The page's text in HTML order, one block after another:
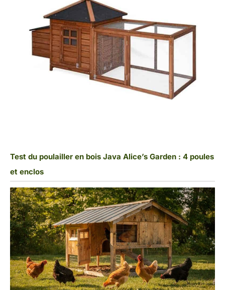
Test du poulailler en bois Java Alice’s Garden : 4 poules
et enclos